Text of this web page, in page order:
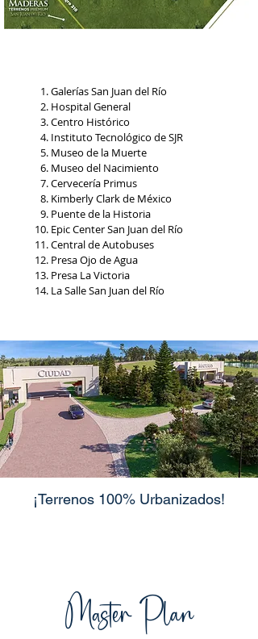
Galerías San Juan del Río
Hospital General
Centro Histórico
Instituto Tecnológico de SJR
Museo de la Muerte
Museo del Nacimiento
Cervecería Primus
Kimberly Clark de México
Puente de la Historia
Epic Center San Juan del Río
Central de Autobuses
Presa Ojo de Agua
Presa La Victoria
La Salle San Juan del Río
¡Terrenos 100% Urbanizados!
Master Plan